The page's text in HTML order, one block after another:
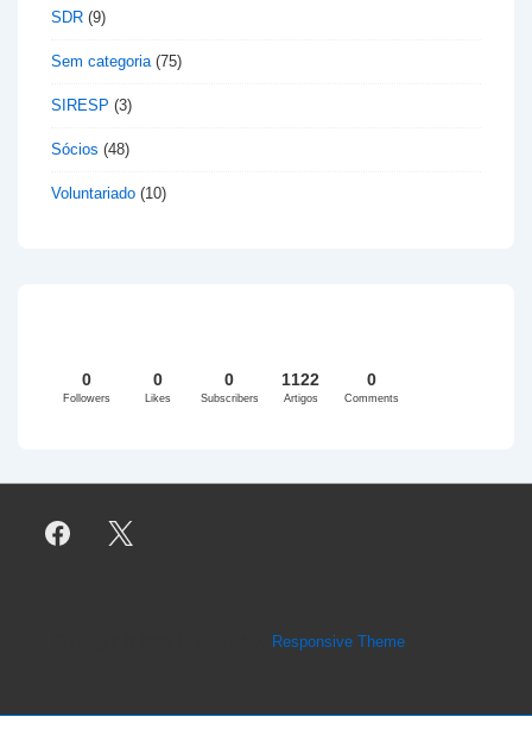
SDR (9)
Sem categoria (75)
SIRESP (3)
Sócios (48)
Voluntariado (10)
0
Followers
0
Likes
0
Subscribers
1122
Artigos
0
Comments
Responsive Theme